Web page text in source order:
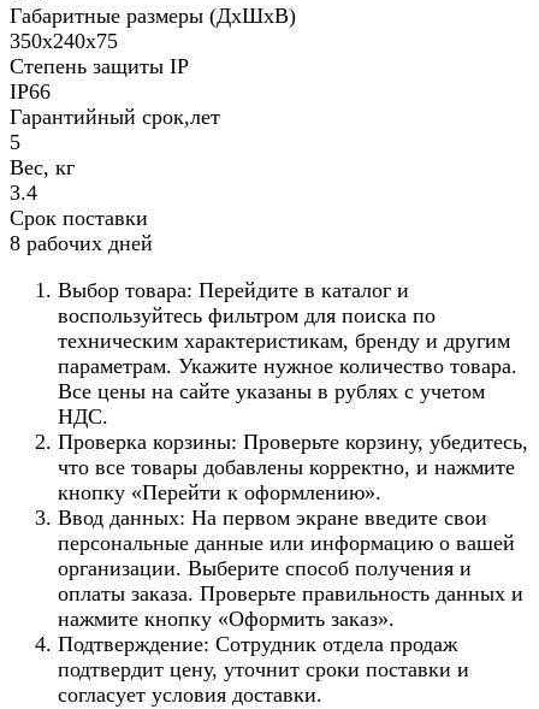
Габаритные размеры (ДхШхВ)
350х240х75
Степень защиты IP
IP66
Гарантийный срок,лет
5
Вес, кг
3.4
Срок поставки
8 рабочих дней
Выбор товара: Перейдите в каталог и
воспользуйтесь фильтром для поиска по
техническим характеристикам, бренду и другим
параметрам. Укажите нужное количество товара.
Все цены на сайте указаны в рублях с учетом
НДС.
Проверка корзины: Проверьте корзину, убедитесь,
что все товары добавлены корректно, и нажмите
кнопку «Перейти к оформлению».
Ввод данных: На первом экране введите свои
персональные данные или информацию о вашей
организации. Выберите способ получения и
оплаты заказа. Проверьте правильность данных и
нажмите кнопку «Оформить заказ».
Подтверждение: Сотрудник отдела продаж
подтвердит цену, уточнит сроки поставки и
согласует условия доставки.